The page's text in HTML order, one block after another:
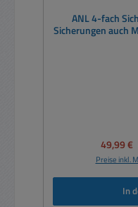
ANL 4-fach
Sicherungen auch
49,99 €
Preise inkl.
In